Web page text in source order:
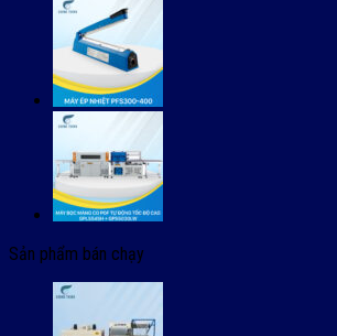
Sản phẩm bán chạy